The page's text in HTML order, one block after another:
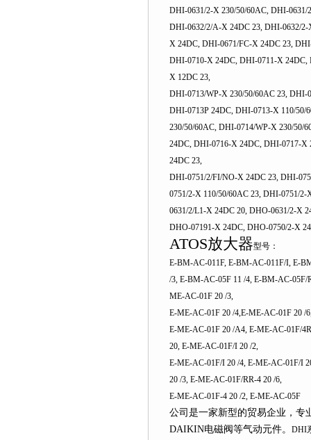
DHI-0631/2-X 230/50/60AC, DHI-
DHI-0632/2/A-X 24DC 23, DHI-0632/
X 24DC, DHI-0671/FC-X 24DC 23,
DHI-0710-X 24DC, DHI-0711-X 24DC,
X 12DC 23,
DHI-0713/WP-X 230/50/60AC 23,
DHI-0713P 24DC, DHI-0713-X 110/
230/50/60AC, DHI-0714/WP-X 230/50/
24DC, DHI-0716-X 24DC, DHI-0717-
24DC 23,
DHI-0751/2/FI/NO-X 24DC 23, DHI-
0751/2-X 110/50/60AC 23, DHI-0751/
0631/2/L1-X 24DC 20, DHO-0631/2-X
DHO-07191-X 24DC, DHO-0750/2-X
ATOS放大器型号：
E-BM-AC-011F, E-BM-AC-011F/I, E-
/3, E-BM-AC-05F 11 /4, E-BM-AC-05F/
ME-AC-01F 20 /3,
E-ME-AC-01F 20 /4,E-ME-AC-01F 20
E-ME-AC-01F 20 /A4, E-ME-AC-01F/
20, E-ME-AC-01F/I 20 /2,
E-ME-AC-01F/I 20 /4, E-ME-AC-01F/I
20 /3, E-ME-AC-01F/RR-4 20 /6,
E-ME-AC-01F-4 20 /2, E-ME-AC-05F
公司是一家新型的贸易企业，专业
DAIKIN电磁阀等气动元件。 DHI